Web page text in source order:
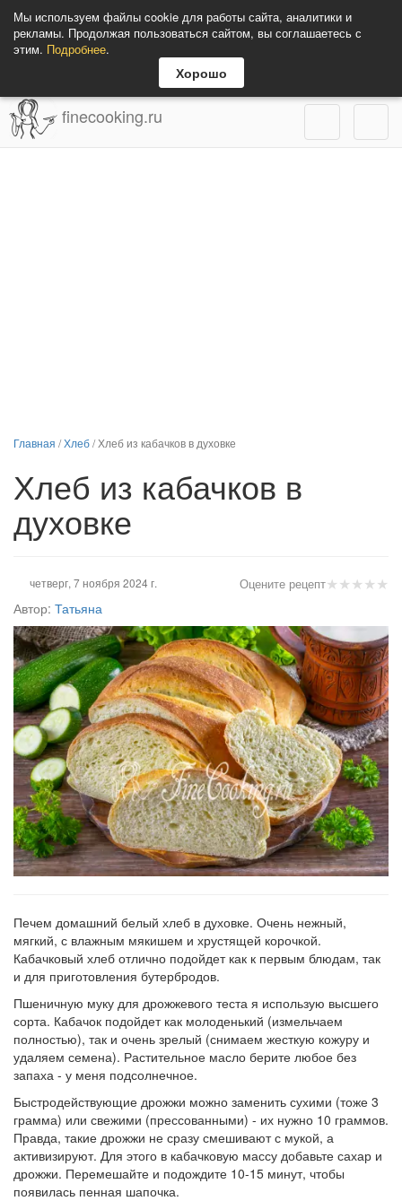
Мы используем файлы cookie для работы сайта, аналитики и
рекламы. Продолжая пользоваться сайтом, вы соглашаетесь с
этим. Подробнее.
Хорошо
finecooking.ru
Главная /Хлеб/Хлеб из кабачков в духовке
Хлеб из кабачков в
духовке
★★★★★
Оцените рецепт
четверг, 7 ноября 2024 г.
Автор: Татьяна
Печем домашний белый хлеб в духовке. Очень нежный,
мягкий, с влажным мякишем и хрустящей корочкой.
Кабачковый хлеб отлично подойдет как к первым блюдам, так
и для приготовления бутербродов.
Пшеничную муку для дрожжевого теста я использую высшего
сорта. Кабачок подойдет как молоденький (измельчаем
полностью), так и очень зрелый (снимаем жесткую кожуру и
удаляем семена). Растительное масло берите любое без
запаха - у меня подсолнечное.
Быстродействующие дрожжи можно заменить сухими (тоже 3
грамма) или свежими (прессованными) - их нужно 10 граммов.
Правда, такие дрожжи не сразу смешивают с мукой, а
активизируют. Для этого в кабачковую массу добавьте сахар и
дрожжи. Перемешайте и подождите 10-15 минут, чтобы
появилась пенная шапочка.